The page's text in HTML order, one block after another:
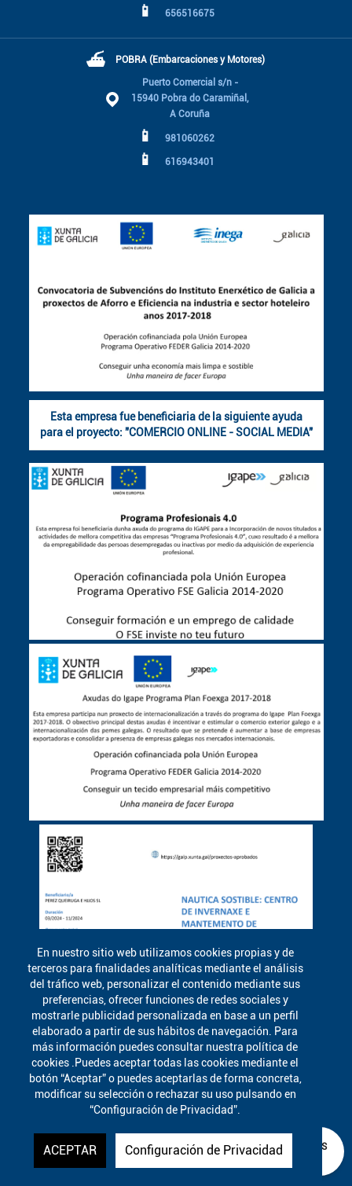
¿EN QUÉ PODEMOS
En nuestro sitio web utilizamos cookies propias y de
terceros para finalidades analíticas mediante el análisis
del tráfico web, personalizar el contenido mediante sus
preferencias, ofrecer funciones de redes sociales y
mostrarle publicidad personalizada en base a un perfil
elaborado a partir de sus hábitos de navegación. Para
más información puedes consultar nuestra política de
cookies .Puedes aceptar todas las cookies mediante el
botón “Aceptar” o puedes aceptarlas de forma concreta,
modificar su selección o rechazar su uso pulsando en
“Configuración de Privacidad”.
ACEPTAR Configuración de Privacidad
📱 656516675
⛴ POBRA (Embarcaciones y Motores)
Puerto Comercial s/n -
15940 Pobra do Caramiñal,
A Coruña
📱 981060262
📱 616943401
Esta empresa fue beneficiaria de la siguiente ayuda
para el proyecto: "COMERCIO ONLINE - SOCIAL MEDIA"